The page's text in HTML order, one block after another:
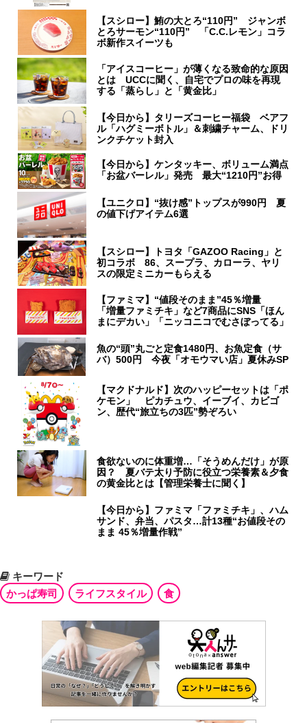
【スシロー】鮪の大とろ“110円” ジャンボ
とろサーモン“110円” 「C.C.レモン」コラ
ボ新作スイーツも
「アイスコーヒー」が薄くなる致命的な原因
とは UCCに聞く、自宅でプロの味を再現
する「蒸らし」と「黄金比」
【今日から】タリーズコーヒー福袋 ベアフ
ル「ハグミーボトル」＆刺繍チャーム、ドリ
ンクチケット封入
【今日から】ケンタッキー、ボリューム満点
「お盆バーレル」発売 最大“1210円”お得
【ユニクロ】“抜け感”トップスが990円 夏
の値下げアイテム6選
【スシロー】トヨタ「GAZOO Racing」と
初コラボ 86、スープラ、カローラ、ヤリ
スの限定ミニカーもらえる
【ファミマ】“値段そのまま”45％増量
「増量ファミチキ」など7商品にSNS「ほん
まにデカい」「ニッコニコでむさぼってる」
魚の“頭”丸ごと定食1480円、お魚定食（サ
バ）500円 今夜「オモウマい店」夏休みSP
【マクドナルド】次のハッピーセットは「ポ
ケモン」 ピカチュウ、イーブイ、カビゴ
ン、歴代“旅立ちの3匹”勢ぞろい
食欲ないのに体重増…「そうめんだけ」が原
因？ 夏バテ太り予防に役立つ栄養素＆夕食
の黄金比とは【管理栄養士に聞く】
【今日から】ファミマ「ファミチキ」、ハム
サンド、弁当、パスタ…計13種“お値段その
まま 45％増量作戦”
キーワード
かっぱ寿司
ライフスタイル 食